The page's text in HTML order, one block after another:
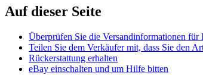
Auf dieser Seite
Überprüfen Sie die Versandinformationen für
Teilen Sie dem Verkäufer mit, dass Sie den
Rückerstattung erhalten
eBay einschalten und um Hilfe bitten